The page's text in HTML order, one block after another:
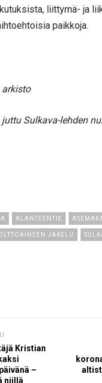
liittymä- ja
paikkoja.
arkisto
Sulkava-lehden
ALANTEENTIE
JAKELU
Kristian
–
niillä